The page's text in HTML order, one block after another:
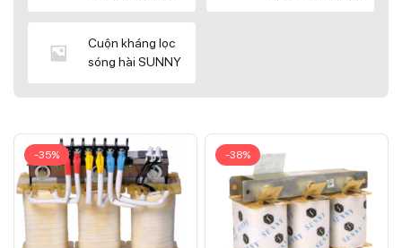
Cuộn kháng lọc
sóng hài SUNNY
-35% -38%